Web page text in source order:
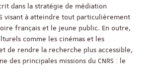
dans la stratégie de médiation
visant à atteindre tout particulièrement
français et le jeune public. En outre,
comme les cinémas et les
de rendre la recherche plus accessible,
des principales missions du CNRS : le